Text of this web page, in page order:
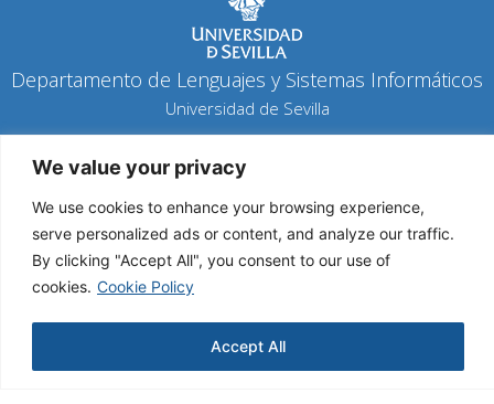
We value your privacy
We use cookies to enhance your browsing experience,
serve personalized ads or content, and analyze our traffic.
By clicking "Accept All", you consent to our use of
cookies. Cookie Policy
Accept All
Departamento de Lenguajes y Sistemas Informáticos
Universidad de Sevilla
Política de privacidad
Política de cookies Aviso legal
Copyright 2026 © Todos los derechos reservados
Diseño y desarrollo h-tecnología